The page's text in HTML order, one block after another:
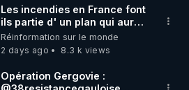
Les incendies en France font
ils partie d' un plan qui aurait
débuté le 11 septembre 2001
?
Réinformation sur le monde
2 days ago
8.3 k views
Opération Gergovie :